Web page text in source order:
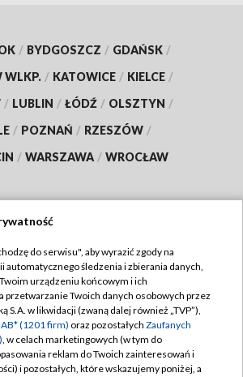
/ BYDGOSZCZ / GDAŃSK /
WLKP. / KATOWICE / KIELCE /
/ LUBLIN / ŁÓDŹ / OLSZTYN /
/ POZNAŃ / RZESZÓW /
/ WARSZAWA / WROCŁAW
TVP
TVP
Regulamin TVP
Polityka prywatności
Moje zgody
do serwisu", aby wyrazić zgody na
automatycznego śledzenia i zbierania danych,
urządzeniu końcowym i ich
przetwarzanie Twoich danych osobowych przez
S.A. w likwidacji (zwaną dalej również „TVP”),
(1201 firm) oraz pozostałych Zaufanych
, w celach marketingowych (w tym do
reklam do Twoich zainteresowań i
i pozostałych, które wskazujemy poniżej, a